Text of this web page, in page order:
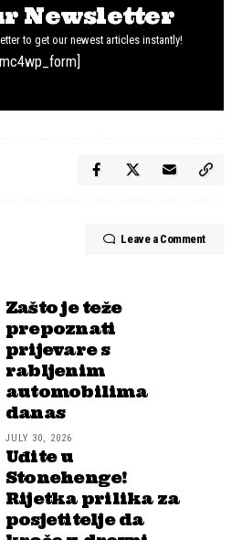
Newsletter
to get our newest articles instantly!
Leave a Comment
Zašto je teže
prepoznati
prijevare s
rabljenim
automobilima
danas
JULY 30, 2026
Uđite u
Stonehenge!
Rijetka prilika za
posjetitelje da